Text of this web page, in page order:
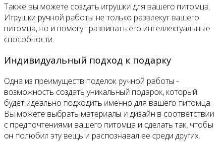
Также вы можете создать игрушки для вашего питомца.
Игрушки ручной работы не только развлекут вашего
питомца, но и помогут развивать его интеллектуальные
способности.
Индивидуальный подход к подарку
Одна из преимуществ поделок ручной работы -
возможность создать уникальный подарок, который
будет идеально подходить именно для вашего питомца.
Вы можете выбрать материалы и дизайн в соответствии
с предпочтениями вашего питомца и сделать так, чтобы
он полюбил эту вещь и распознавал ее среди других.